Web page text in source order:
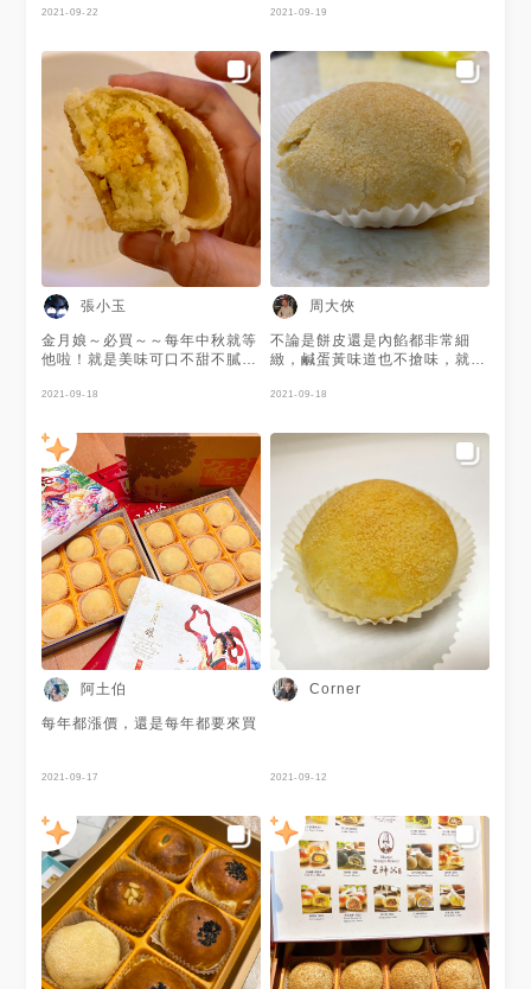
2021-09-22 2021-09-19
張小玉
金月娘～必買～～每年中秋就等
他啦！就是美味可口不甜不膩～
2021-09-18
周大俠
不論是餅皮還是內餡都非常細
緻，鹹蛋黃味道也不搶味，就是
2021-09-18
阿土伯
每年都漲價，還是每年都要來買
2021-09-17
Corner
2021-09-12